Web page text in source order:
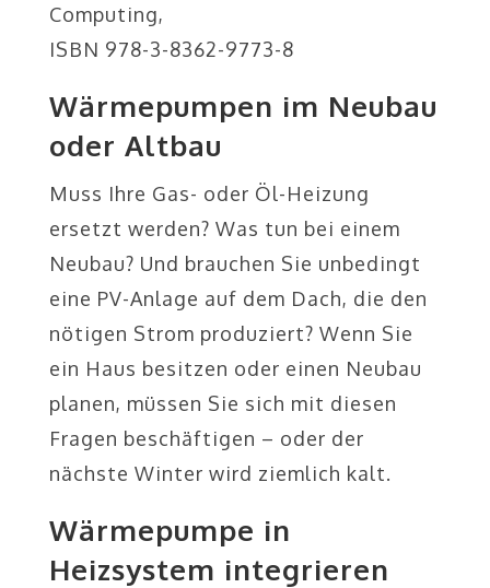
Computing,
ISBN 978-3-8362-9773-8
Wärmepumpen im Neubau
oder Altbau
Muss Ihre Gas- oder Öl-Heizung
ersetzt werden? Was tun bei einem
Neubau? Und brauchen Sie unbedingt
eine PV-Anlage auf dem Dach, die den
nötigen Strom produziert? Wenn Sie
ein Haus besitzen oder einen Neubau
planen, müssen Sie sich mit diesen
Fragen beschäftigen – oder der
nächste Winter wird ziemlich kalt.
Wärmepumpe in
Heizsystem integrieren